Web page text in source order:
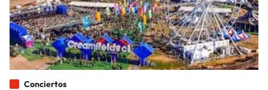
Conciertos